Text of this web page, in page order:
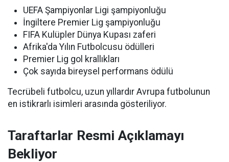
UEFA Şampiyonlar Ligi şampiyonluğu
İngiltere Premier Lig şampiyonluğu
FIFA Kulüpler Dünya Kupası zaferi
Afrika'da Yılın Futbolcusu ödülleri
Premier Lig gol krallıkları
Çok sayıda bireysel performans ödülü
Tecrübeli futbolcu, uzun yıllardır Avrupa futbolunun
en istikrarlı isimleri arasında gösteriliyor.
Taraftarlar Resmi Açıklamayı
Bekliyor